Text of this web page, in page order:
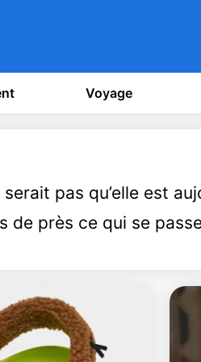
Voyage
pas qu’elle est
de près ce qui se